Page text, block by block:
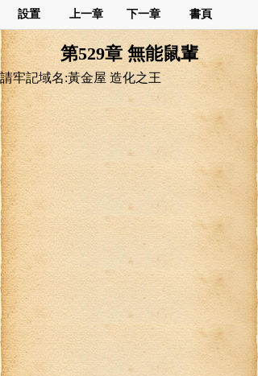
設置 上一章 下一章 書頁
第529章 無能鼠輩
請牢記域名:黃金屋 造化之王